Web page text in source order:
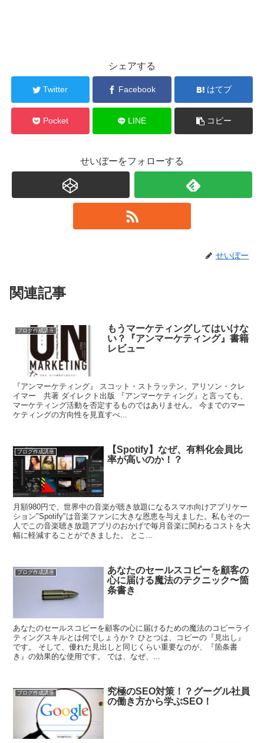
シェアする
Twitter Facebook はてブ
Pocket LINE コピー
せいぼーをフォローする
せいぼー
関連記事
ブログ作成講座
もうマーケティングしてはいけな
い？『アンマーケティング』書籍
レビュー
『アンマーケティング』 スコット・ストラッテン、アリソン・クレ
イマー 共著 ダイレクト出版 『アンマーケティング』と言っても、
マーケティング活動を否定するものではありません。 今までのマー
ケティングの方向性を見直すべ...
ブログ作成講座
【Spotify】なぜ、有料化会員比
率が高いのか！？
月額980円で、世界中の音楽が聴き放題になるスマホ向けアプリケー
ション"Spotify"は音楽ファンに大きな恩恵を与えました。私もその一
人でこの音楽聴き放題アプリのおかげで毎月音楽に関わるコストを大
幅に軽減することができました。 とこ...
ブログ作成講座
あなたのセールスコピーを顧客の
心に届ける魔法のテクニック〜箇
条書き
あなたのセールスコピーを顧客の心に届けるための魔法のコピーライ
ティングスキルとは何でしょうか？ ひとつは、コピーの『見出し』
です。 そして、優れた見出しと同じくらい重要なのが、『箇条書
き』の効果的な使用です。 では、なぜ、...
ブログ作成講座
究極のSEO対策！？グーグル社員
の働き方から学ぶSEO！